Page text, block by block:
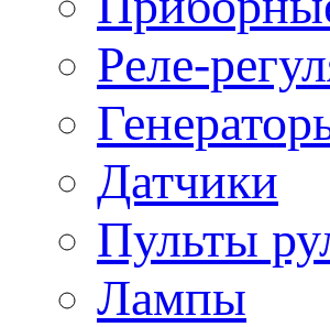
Реле-
Датчики
Пульты
Лампы